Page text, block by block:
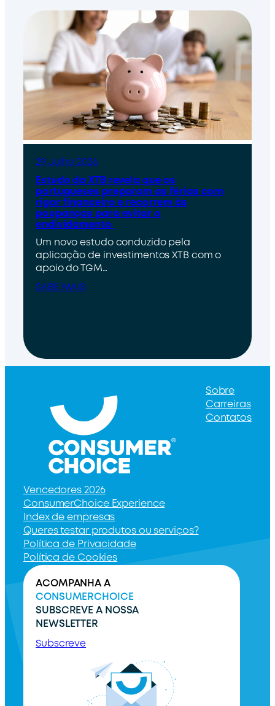
29 Julho 2026
Estudo da XTB revela que os
portugueses preparam as férias com
rigor financeiro e recorrem às
poupanças para evitar o
endividamento
Um novo estudo conduzido pela
aplicação de investimentos XTB com o
apoio do TGM…
SABE MAIS
Sobre
Carreiras
Contatos
Vencedores 2026
ConsumerChoice Experience
Index de empresas
Queres testar produtos ou serviços?
Política de Privacidade
Política de Cookies
ACOMPANHA A
CONSUMERCHOICE
SUBSCREVE A NOSSA
NEWSLETTER
Subscreve